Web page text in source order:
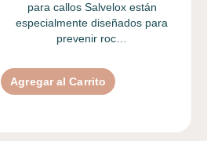
para callos Salvelox están
especialmente diseñados para
prevenir roc…
Agregar al Carrito